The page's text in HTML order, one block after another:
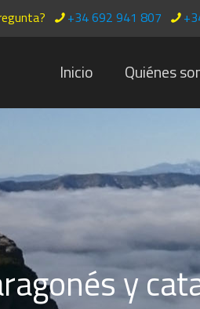
+34 692 941 807
Inicio Quiénes
y